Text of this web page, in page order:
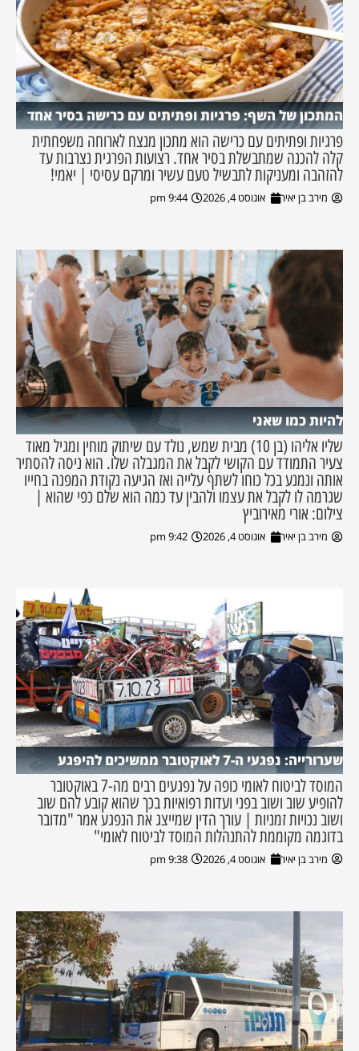
המתכון של השף: פרגיות ופתיתים עם כרישה בסיר אחד
פרגיות ופתיתים עם כרישה הוא מתכון מנצח לארוחה משפחתית
קלה להכנה שמתבשלת בסיר אחד. רצועות הפרגית נצרבות עד
להזהבה ומעניקות לתבשיל טעם עשיר ומרקם עסיסי | יאמי!
מירב בן יאיר אוגוסט 4, 2026 9:44 pm
להיות כמו שאני
שליו אליהו (בן 10) מבית שמש, נולד עם שיתוק מוחין ומגיל מאוד
צעיר התמודד עם הקושי לקבל את המגבלה שלו. הוא ניסה להסתיר
אותה ונמנע בכל כוחו לשתף עלייה ואז הגיעה נקודת המפנה בחייו
שגרמה לו לקבל את עצמו ולהבין עד כמה הוא שלם כפי שהוא |
צילום: אורי מאירוביץ
מירב בן יאיר אוגוסט 4, 2026 9:42 pm
שערורייה: נפגעי ה-7 לאוקטובר ממשיכים להיפגע
המוסד לביטוח לאומי כופה על נפגעים רבים מה-7 באוקטובר
להופיע שוב ושוב בפני ועדות רפואיות בכך שהוא קובע להם שוב
ושוב נכויות זמניות | עורך הדין שמייצג את הנפגע אמר "מדובר
בדוגמה מקוממת להתנהלות המוסד לביטוח לאומי"
מירב בן יאיר אוגוסט 4, 2026 9:38 pm